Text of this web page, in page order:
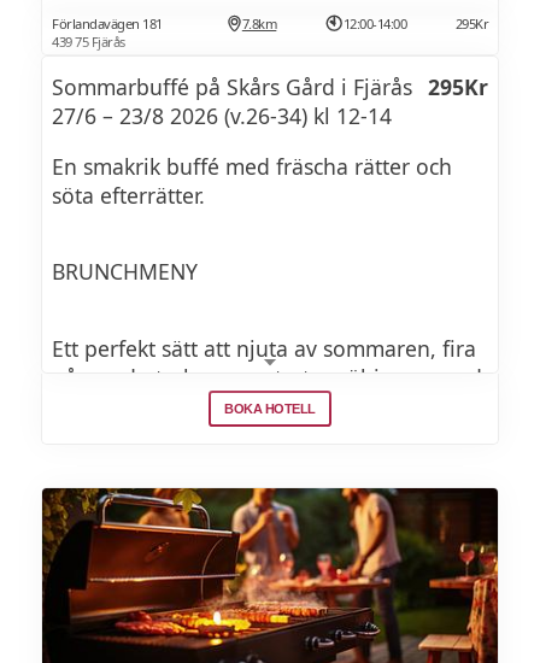
Förlandavägen 181
439 75 Fjärås
7.8km 12:00-14:00 295Kr
Sommarbuffé på Skårs Gård i Fjärås
27/6 – 23/8 2026 (v.26-34) kl 12-14
295Kr
En smakrik buffé med fräscha rätter och
söta efterrätter.
BRUNCHMENY
Ett perfekt sätt att njuta av sommaren, fira
någon du tycker om, starta möhippan med
god mat och bubbel, eller spela boule och
cornhole i solskenet efter maten och njut
och utenjut – hos oss ska varje måltid vara
en upplevelse att minnas.
BOKA HOTELL